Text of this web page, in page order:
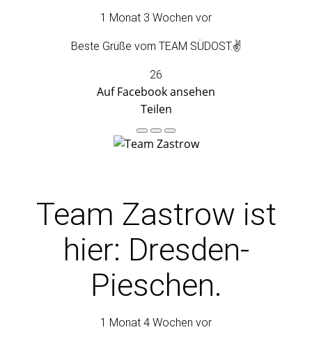
1 Monat 3 Wochen vor
Beste Grüße vom TEAM SÜDOST.✌️
26
Auf Facebook ansehen
Teilen
Team Zastrow ist
hier: Dresden-
Pieschen.
1 Monat 4 Wochen vor